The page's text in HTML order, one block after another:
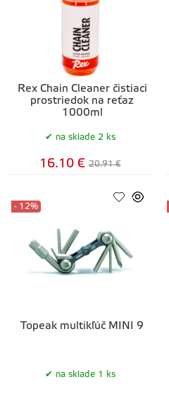
Rex Chain Cleaner čistiaci
prostriedok na reťaz
1000ml
na sklade 2 ks
16.10 € 20.91 €
Topeak multikľúč MINI 9
- 12%
na sklade 1 ks